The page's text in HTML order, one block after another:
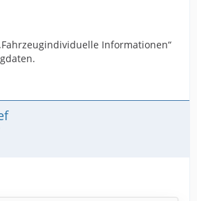
Informationen“